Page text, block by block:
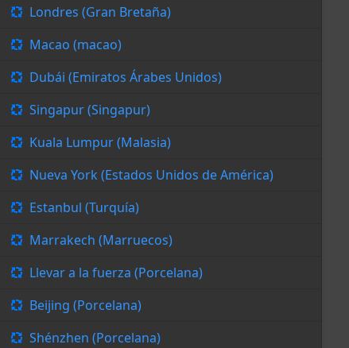
Londres (Gran Bretaña)
Macao (macao)
Dubái (Emiratos Árabes Unidos)
Singapur (Singapur)
Kuala Lumpur (Malasia)
Nueva York (Estados Unidos de América)
Estanbul (Turquía)
Marrakech (Marruecos)
Llevar a la fuerza (Porcelana)
Beijing (Porcelana)
Shénzhen (Porcelana)